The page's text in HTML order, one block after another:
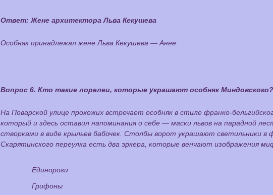
Ответ:Жене архитектора Льва Кекушева
Особняк принадлежал жене Льва Кекушева — Анне.
Вопрос 6. Кто такие лорелеи, которые украшают особняк Миндовского?
На Поварской улице прохожих встречает особняк в стиле франко-
который и здесь оставил напоминания о себе — маски львов на парадной
створками в виде крыльев бабочек. Столбы ворот украшают светильники
Скарятинского переулка есть два эркера, которые венчают изображения
Единороги
Грифоны